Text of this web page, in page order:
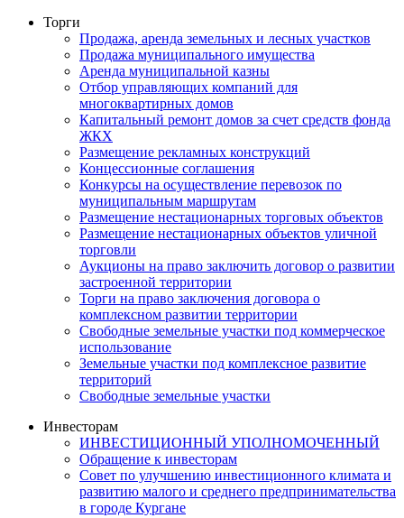
Торги
Продажа, аренда земельных и лесных участков
Продажа муниципального имущества
Аренда муниципальной казны
Отбор управляющих компаний для
многоквартирных домов
Капитальный ремонт домов за счет средств фонда
ЖКХ
Размещение рекламных конструкций
Концессионные соглашения
Конкурсы на осуществление перевозок по
муниципальным маршрутам
Размещение нестационарных торговых объектов
Размещение нестационарных объектов уличной
торговли
Аукционы на право заключить договор о развитии
застроенной территории
Торги на право заключения договора о
комплексном развитии территории
Свободные земельные участки под коммерческое
использование
Земельные участки под комплексное развитие
территорий
Свободные земельные участки
Инвесторам
ИНВЕСТИЦИОННЫЙ УПОЛНОМОЧЕННЫЙ
Обращение к инвесторам
Совет по улучшению инвестиционного климата и
развитию малого и среднего предпринимательства
в городе Кургане